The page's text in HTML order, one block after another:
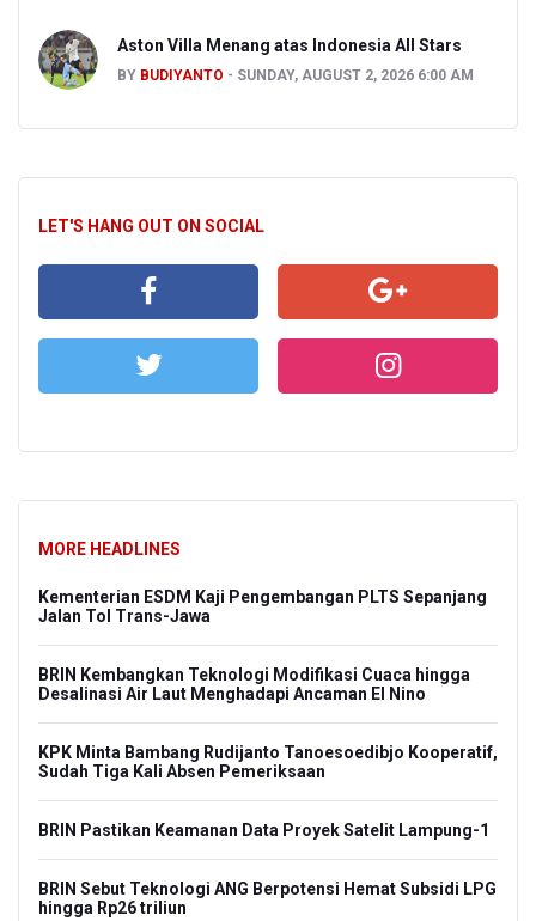
Aston Villa Menang atas Indonesia All Stars
BY BUDIYANTO SUNDAY, AUGUST 2, 2026 6:00 AM
LET'S HANG OUT ON SOCIAL
MORE HEADLINES
Kementerian ESDM Kaji Pengembangan PLTS Sepanjang
Jalan Tol Trans-Jawa
BRIN Kembangkan Teknologi Modifikasi Cuaca hingga
Desalinasi Air Laut Menghadapi Ancaman El Nino
KPK Minta Bambang Rudijanto Tanoesoedibjo Kooperatif,
Sudah Tiga Kali Absen Pemeriksaan
BRIN Pastikan Keamanan Data Proyek Satelit Lampung-1
BRIN Sebut Teknologi ANG Berpotensi Hemat Subsidi LPG
hingga Rp26 triliun